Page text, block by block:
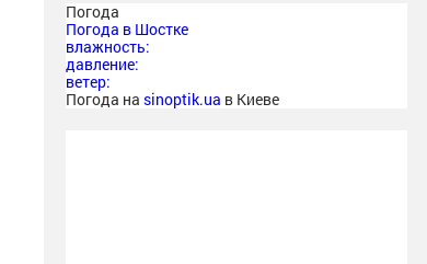
Погода
Погода в Шостке
влажность:
давление:
ветер:
Погода на sinoptik.ua в Киеве